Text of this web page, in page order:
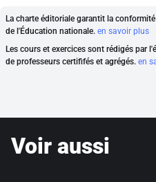
La charte éditoriale garantit la
de l'Éducation nationale. en savoir plus
Les cours et exercices sont rédigés par
de professeurs certififés et agrégés. en
Voir aussi